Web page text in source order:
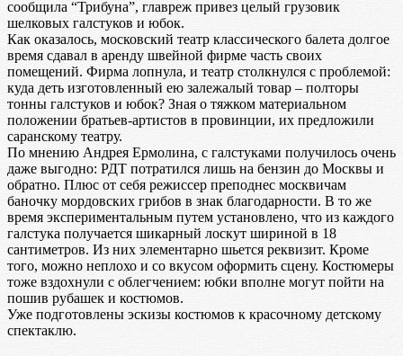
сообщила “Трибуна”, главреж привез целый грузовик
шелковых галстуков и юбок.
Как оказалось, московский театр классического балета долгое
время сдавал в аренду швейной фирме часть своих
помещений. Фирма лопнула, и театр столкнулся с проблемой:
куда деть изготовленный ею залежалый товар – полторы
тонны галстуков и юбок? Зная о тяжком материальном
положении братьев-артистов в провинции, их предложили
саранскому театру.
По мнению Андрея Ермолина, с галстуками получилось очень
даже выгодно: РДТ потратился лишь на бензин до Москвы и
обратно. Плюс от себя режиссер преподнес москвичам
баночку мордовских грибов в знак благодарности. В то же
время экспериментальным путем установлено, что из каждого
галстука получается шикарный лоскут шириной в 18
сантиметров. Из них элементарно шьется реквизит. Кроме
того, можно неплохо и со вкусом оформить сцену. Костюмеры
тоже вздохнули с облегчением: юбки вполне могут пойти на
пошив рубашек и костюмов.
Уже подготовлены эскизы костюмов к красочному детскому
спектаклю.